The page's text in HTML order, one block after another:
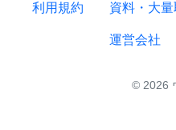
利用規約 資料・大
運営会社
© 2026